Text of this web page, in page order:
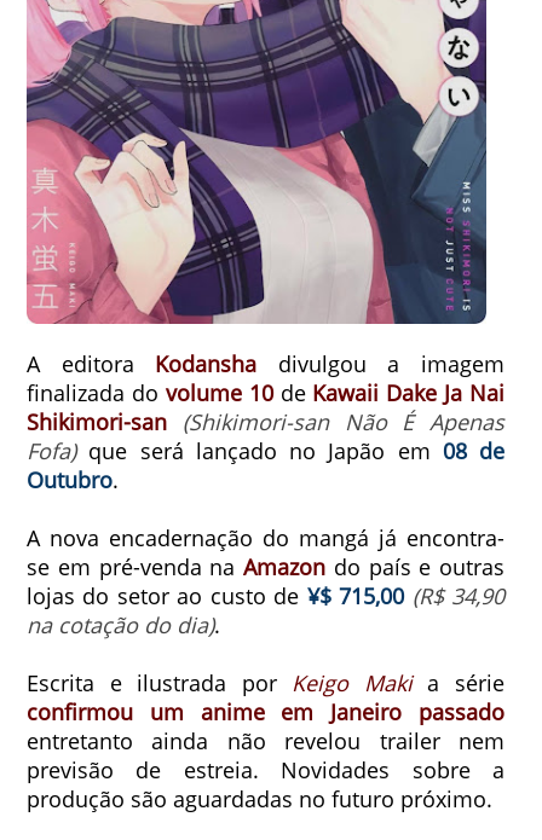
A editora Kodansha divulgou a imagem
finalizada do volume 10 de Kawaii Dake Ja Nai
Shikimori-san (Shikimori-san Não É Apenas
Fofa)que será lançado no Japão em 08 de
Outubro.
A nova encadernação do mangá já encontra-
se em pré-venda naAmazon do país e outras
lojas do setor ao custo de ¥$ 715,00 (R$ 34,90
na cotação do dia).
Escrita e ilustrada por Keigo Makia série
confirmou um anime em Janeiro passado
entretanto ainda não revelou trailer nem
previsão de estreia. Novidades sobre a
produção são aguardadas no futuro próximo.